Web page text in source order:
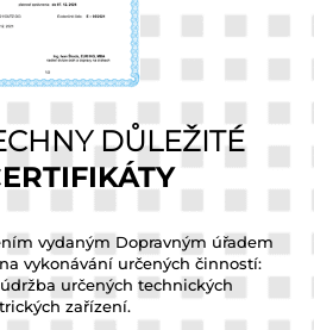
DŮLEŽITÉ
vydaným Dopravným úřadem
vykonávání určených činností:
určených technických
zařízení.